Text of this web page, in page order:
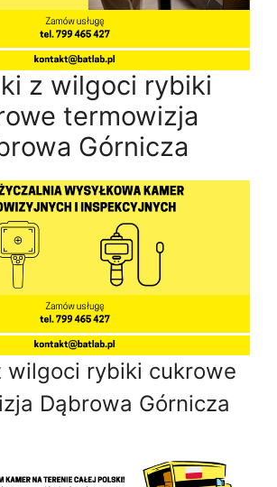
z wilgoci rybiki
termowizja
Górnicza
wilgoci rybiki cukrowe
Dąbrowa Górnicza